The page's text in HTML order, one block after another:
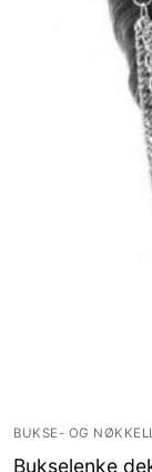
BUKSE- OG
Bukselenke